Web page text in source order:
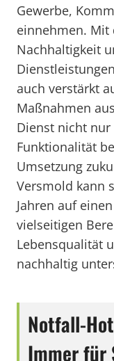
Gewerbe,
einnehmen. Mit
Nachhaltigkeit
auch verstärkt
Maßnahmen
Dienst nicht
Funktionalität
Umsetzung
Versmold kann
Jahren auf
vielseitigen
Lebensqualität
nachhaltig
Notfall-
Immer für